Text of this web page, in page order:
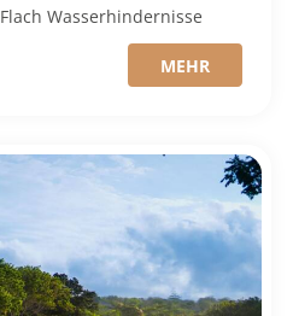
FlachWasserhindernisse
MEHR